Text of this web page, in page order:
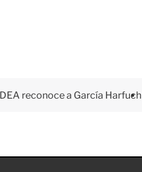
reconoce a García Harfuch